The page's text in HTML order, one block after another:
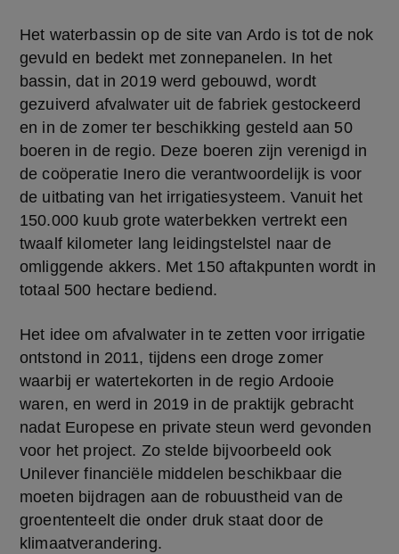
Het waterbassin op de site van Ardo is tot de nok
gevuld en bedekt met zonnepanelen. In het
bassin, dat in 2019 werd gebouwd, wordt
gezuiverd afvalwater uit de fabriek gestockeerd
en in de zomer ter beschikking gesteld aan 50
boeren in de regio. Deze boeren zijn verenigd in
de coöperatie Inero die verantwoordelijk is voor
de uitbating van het irrigatiesysteem. Vanuit het
150.000 kuub grote waterbekken vertrekt een
twaalf kilometer lang leidingstelstel naar de
omliggende akkers. Met 150 aftakpunten wordt in
totaal 500 hectare bediend.
Het idee om afvalwater in te zetten voor irrigatie
ontstond in 2011, tijdens een droge zomer
waarbij er watertekorten in de regio Ardooie
waren, en werd in 2019 in de praktijk gebracht
nadat Europese en private steun werd gevonden
voor het project. Zo stelde bijvoorbeeld ook
Unilever financiële middelen beschikbaar die
moeten bijdragen aan de robuustheid van de
groententeelt die onder druk staat door de
klimaatverandering.